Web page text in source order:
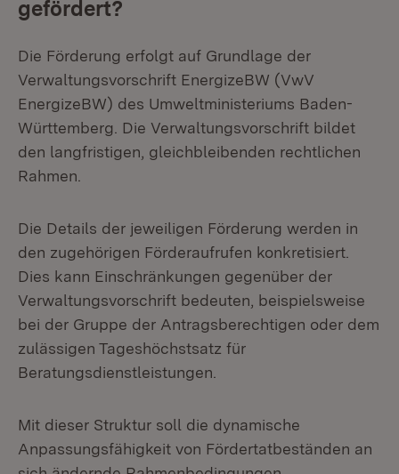
gefördert?
Die Förderung erfolgt auf Grundlage der
Verwaltungsvorschrift EnergizeBW (VwV
EnergizeBW) des Umweltministeriums Baden-
Württemberg. Die Verwaltungsvorschrift bildet
den langfristigen, gleichbleibenden rechtlichen
Rahmen.
Die Details der jeweiligen Förderung werden in
den zugehörigen Förderaufrufen konkretisiert.
Dies kann Einschränkungen gegenüber der
Verwaltungsvorschrift bedeuten, beispielsweise
bei der Gruppe der Antragsberechtigen oder dem
zulässigen Tageshöchstsatz für
Beratungsdienstleistungen.
Mit dieser Struktur soll die dynamische
Anpassungsfähigkeit von Fördertatbeständen an